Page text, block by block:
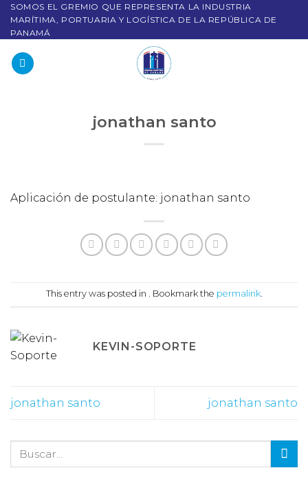
SOMOS EL GREMIO QUE REPRESENTA LA INDUSTRIA
MARÍTIMA, PORTUARIA Y LOGÍSTICA DE LA REPÚBLICA DE
PANAMÁ
jonathan santo
Aplicación de postulante: jonathan santo
This entry was posted in . Bookmark the permalink.
KEVIN-SOPORTE
jonathan santo jonathan santo